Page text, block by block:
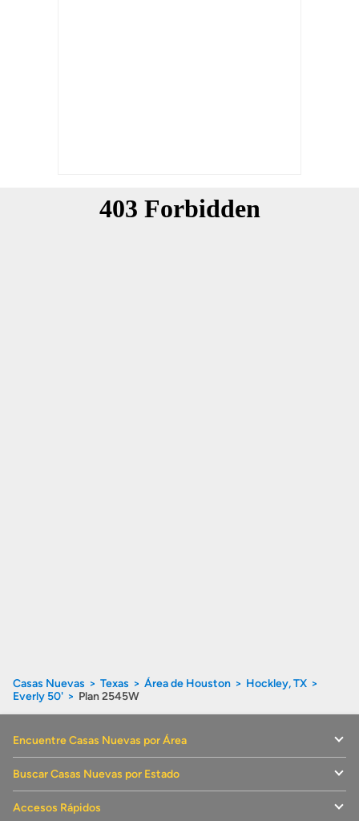
Casas Nuevas Texas Área de Houston
Hockley, TX
Everly 50'
Plan 2545W
Encuentre Casas Nuevas por Área
Buscar Casas Nuevas por Estado
Accesos Rápidos